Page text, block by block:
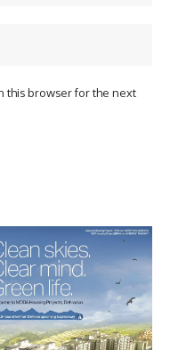
this browser for the next